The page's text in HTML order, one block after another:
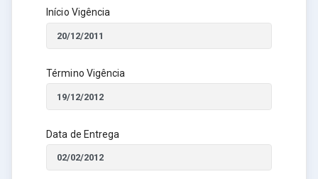
Início Vigência
Término Vigência
Data de Entrega